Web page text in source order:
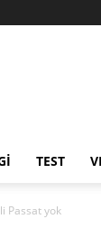
TEST
Passat yok